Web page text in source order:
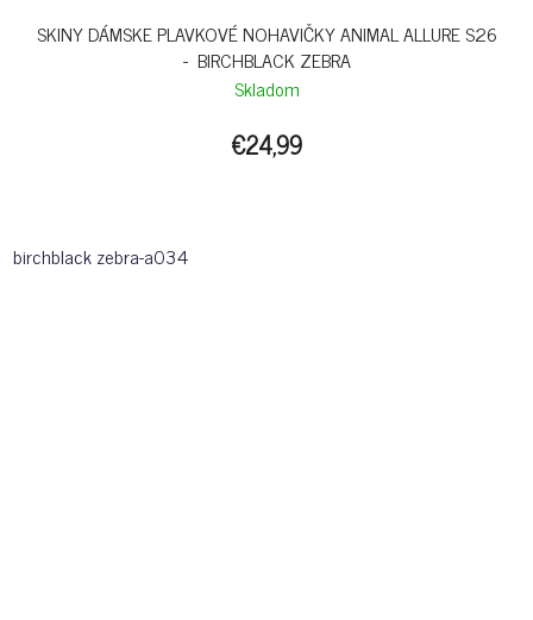
SKINY DÁMSKE PLAVKOVÉ NOHAVIČKY ANIMAL ALLURE S26
- BIRCHBLACK ZEBRA
Skladom
€24,99
birchblack zebra-a034